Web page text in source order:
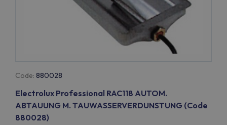
Code: 880028
Electrolux Professional RAC118 AUTOM.
ABTAUUNG M. TAUWASSERVERDUNSTUNG (Code
880028)